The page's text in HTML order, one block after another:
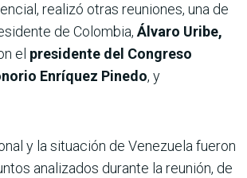
realizó otras reuniones, una de
de Colombia, Álvaro Uribe,
el presidente del Congreso
Enríquez Pinedo, y
y la situación de Venezuela fueron
analizados durante la reunión, de